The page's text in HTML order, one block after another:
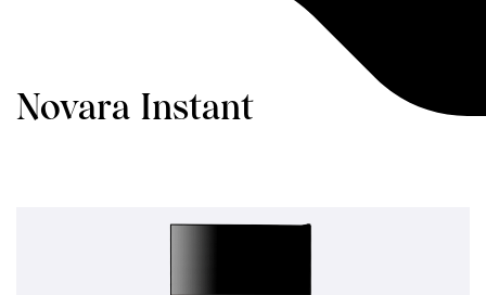
Novara Instant